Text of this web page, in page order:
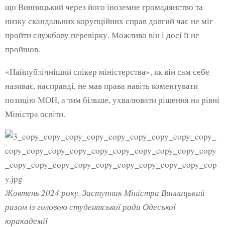
що Винницький через його іноземне громадянство та
низку скандальних корупційних справ довгий час не міг
пройти службову перевірку. Можливо він і досі її не
пройшов.
«Найпублічніший спікер міністерства», як він сам себе
називає, насправді, не мав права навіть коментувати
позицію МОН, а тим більше, ухвалювати рішення на рівні
Міністра освіти.
Жовтень 2024 року. Заступник Міністра Винницький
разом із головою студентської ради Одеської
юракадемії